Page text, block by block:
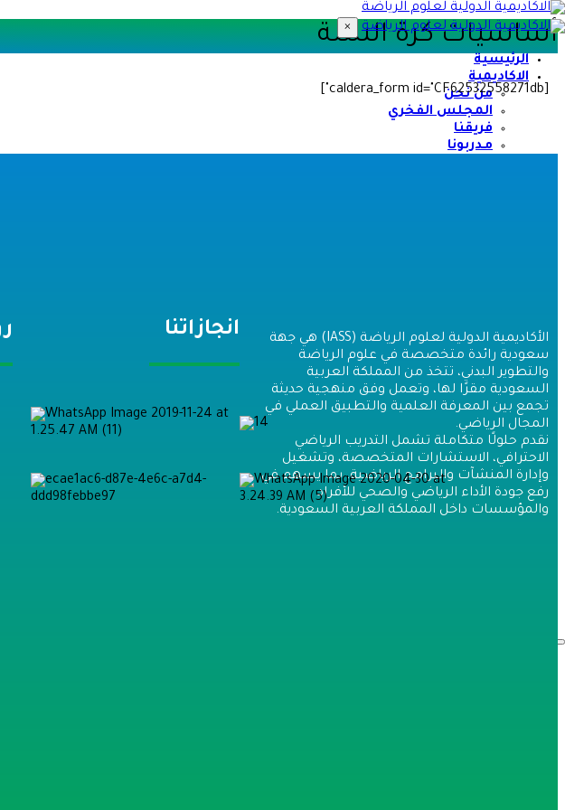
×
الرئيسية
الاكاديمية
من نحن
المجلس الفخري
فريقنا
مـدربونا
المقالات
المؤتمرات
شـركاء النجاح
العضويات
الأعضاء
عضوية مشترك
عضوية مدرب
عضوية مؤسسة
التوظيف
تواصل معنا
دخول
أساسيات كرة السلة
[caldera_form id="CF62532558271db"]
الأكاديمية الدولية لعلوم الرياضة (IASS) هي جهة
سعودية رائدة متخصصة في علوم الرياضة
والتطوير البدني، تتخذ من المملكة العربية
السعودية مقرًا لها، وتعمل وفق منهجية حديثة
تجمع بين المعرفة العلمية والتطبيق العملي في
المجال الرياضي.
نقدم حلولًا متكاملة تشمل التدريب الرياضي
الاحترافي، الاستشارات المتخصصة، وتشغيل
وإدارة المنشآت والبرامج الرياضية، بما يسهم في
رفع جودة الأداء الرياضي والصحي للأفراد
والمؤسسات داخل المملكة العربية السعودية.
انجازاتنا